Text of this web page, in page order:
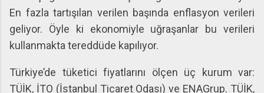
En fazla tartışılan verilen başında enflasyon verileri
geliyor. Öyle ki ekonomiyle uğraşanlar bu verileri
kullanmakta tereddüde kapılıyor.
Türkiye’de tüketici fiyatlarını ölçen üç kurum var:
TÜİK, İTO (İstanbul Ticaret Odası) ve ENAGrup. TÜİK,